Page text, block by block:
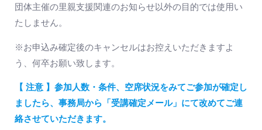
団体主催の里親支援関連のお知らせ以外の目的では使用い
たしません。
※お申込み確定後のキャンセルはお控えいただきますよ
う、何卒お願い致します。
【 注意 】参加人数・条件、空席状況をみてご参加が確定し
ましたら、 事務局から「受講確定メール」にて改めてご連
絡させていただきます。